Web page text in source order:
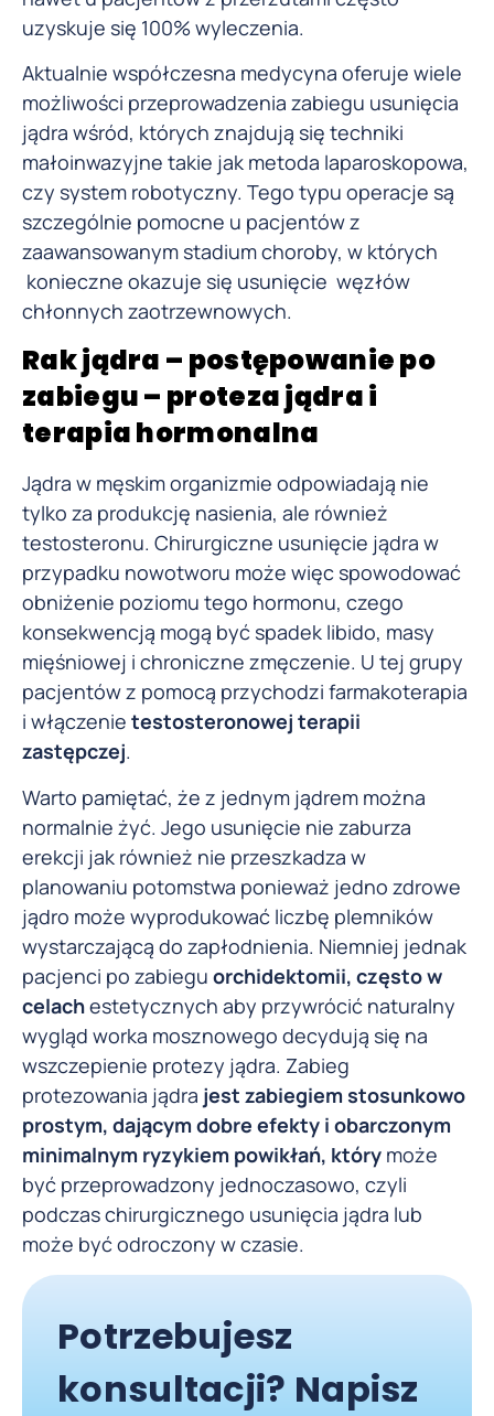
uzyskuje się 100% wyleczenia.
Aktualnie współczesna medycyna oferuje wiele
możliwości przeprowadzenia zabiegu usunięcia
jądra wśród, których znajdują się techniki
małoinwazyjne takie jak metoda laparoskopowa,
czy system robotyczny. Tego typu operacje są
szczególnie pomocne u pacjentów z
zaawansowanym stadium choroby, w których
konieczne okazuje się usunięcie węzłów
chłonnych zaotrzewnowych.
Rak jądra – postępowanie po
zabiegu – proteza jądra i
terapia hormonalna
Jądra w męskim organizmie odpowiadają nie
tylko za produkcję nasienia, ale również
testosteronu. Chirurgiczne usunięcie jądra w
przypadku nowotworu może więc spowodować
obniżenie poziomu tego hormonu, czego
konsekwencją mogą być spadek libido, masy
mięśniowej i chroniczne zmęczenie. U tej grupy
pacjentów z pomocą przychodzi farmakoterapia
i włączenie testosteronowej terapii
zastępczej.
Warto pamiętać, że z jednym jądrem można
normalnie żyć. Jego usunięcie nie zaburza
erekcji jak również nie przeszkadza w
planowaniu potomstwa ponieważ jedno zdrowe
jądro może wyprodukować liczbę plemników
wystarczającą do zapłodnienia. Niemniej jednak
pacjenci po zabiegu orchidektomii, często w
celachestetycznych aby przywrócić naturalny
wygląd worka mosznowego decydują się na
wszczepienie protezy jądra. Zabieg
protezowania jądra jest zabiegiem stosunkowo
prostym, dającym dobre efekty i obarczonym
minimalnym ryzykiem powikłań, który może
być przeprowadzony jednoczasowo, czyli
podczas chirurgicznego usunięcia jądra lub
może być odroczony w czasie.
Potrzebujesz
konsultacji? Napisz